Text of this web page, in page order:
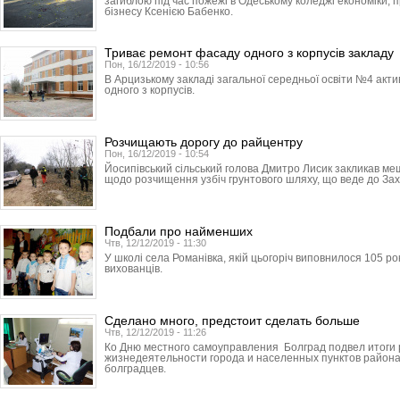
бізнесу Ксенією Бабенко.
Триває ремонт фасаду одного з корпусів закладу
Пон, 16/12/2019 - 10:56
В Арцизькому закладі загальної середньої освіти №4
одного з корпусів.
Розчищають дорогу до райцентру
Пон, 16/12/2019 - 10:54
Йосипівський сільський голова Дмитро Лисик закликав
щодо розчищення узбіч грунтового шляху, що веде до
Подбали про найменших
Чтв, 12/12/2019 - 11:30
У школі села Романівка, якій цьогоріч виповнилося 105
вихованців.
Сделано много, предстоит сделать больше
Чтв, 12/12/2019 - 11:26
Ко Дню местного самоуправления Болград подвел
жизнедеятельности города и населенных пунктов
болградцев.